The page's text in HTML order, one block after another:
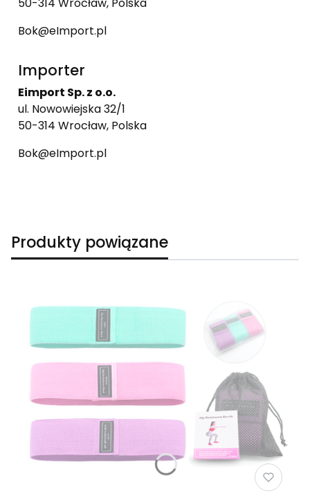
Bok@eImport.pl
Importer
Eimport Sp. z o.o.
ul. Nowowiejska 32/1
50-314 Wrocław, Polska
Bok@eImport.pl
Produkty powiązane